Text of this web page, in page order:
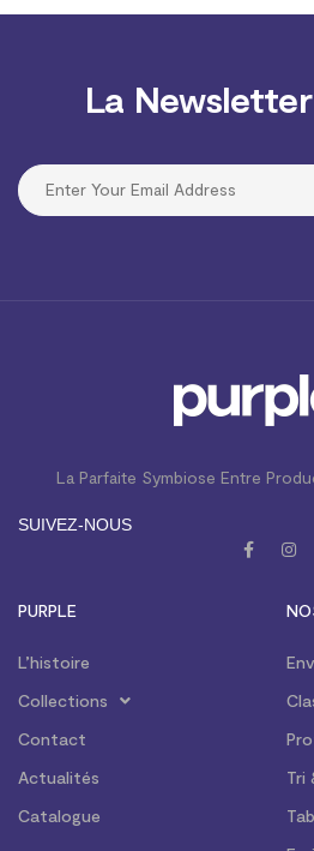
La Newsletter
La Parfaite Symbiose Entre
SUIVEZ-NOUS
PURPLE
L’histoire
Collections
Contact
Actualités
Catalogue
Tri